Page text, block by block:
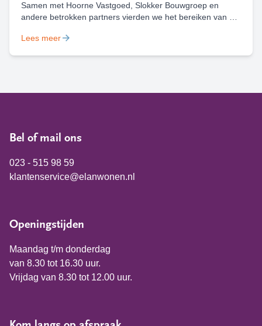
Samen met Hoorne Vastgoed, Slokker Bouwgroep en
andere betrokken partners vierden we het bereiken van het
Haarlem. Waar in oktober 2024 nog een bouwbord stond,
Lees meer
Bel of mail ons
023 - 515 98 59
klantenservice@elanwonen.nl
Openingstijden
Maandag t/m donderdag
van 8.30 tot 16.30 uur.
Vrijdag van 8.30 tot 12.00 uur.